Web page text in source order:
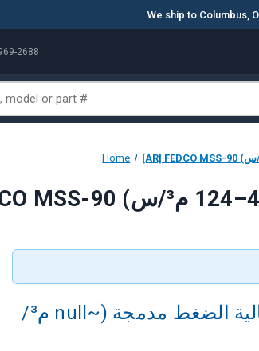
We ship to Columbus,
2688
Home
FEDCO MSS-90 مضخة متعددة المراحل عالية الضغط مدمجة (~null م³/